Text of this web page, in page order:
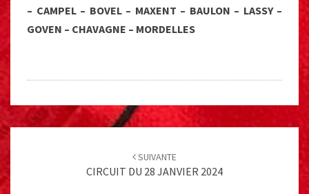
– CAMPEL – BOVEL – MAXENT – BAULON – LASSY –
GOVEN – CHAVAGNE – MORDELLES
Post
navigation
SUIVANTE
CIRCUIT DU 28 JANVIER 2024